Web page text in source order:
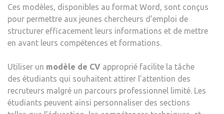
Ces modèles, disponibles au format Word, sont conçus
pour permettre aux jeunes chercheurs d’emploi de
structurer efficacement leurs informations et de mettre
en avant leurs compétences et formations.
Utiliser un modèle de CV approprié facilite la tâche
des étudiants qui souhaitent attirer l’attention des
recruteurs malgré un parcours professionnel limité. Les
étudiants peuvent ainsi personnaliser des sections